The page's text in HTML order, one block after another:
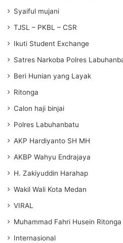
Syaiful mujani
TJSL – PKBL – CSR
Ikuti Student Exchange
Satres Narkoba Polres
Beri Hunian yang Layak
Ritonga
Calon haji binjai
Polres Labuhanbatu
AKP Hardiyanto SH MH
AKBP Wahyu Endrajaya
H. Zakiyuddin Harahap
Wakil Wali Kota Medan
VIRAL
Muhammad Fahri Husein Ritonga
Internasional